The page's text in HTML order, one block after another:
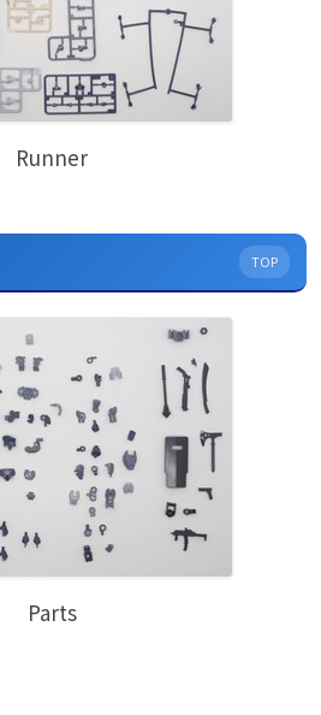
Runner
TOP
Parts